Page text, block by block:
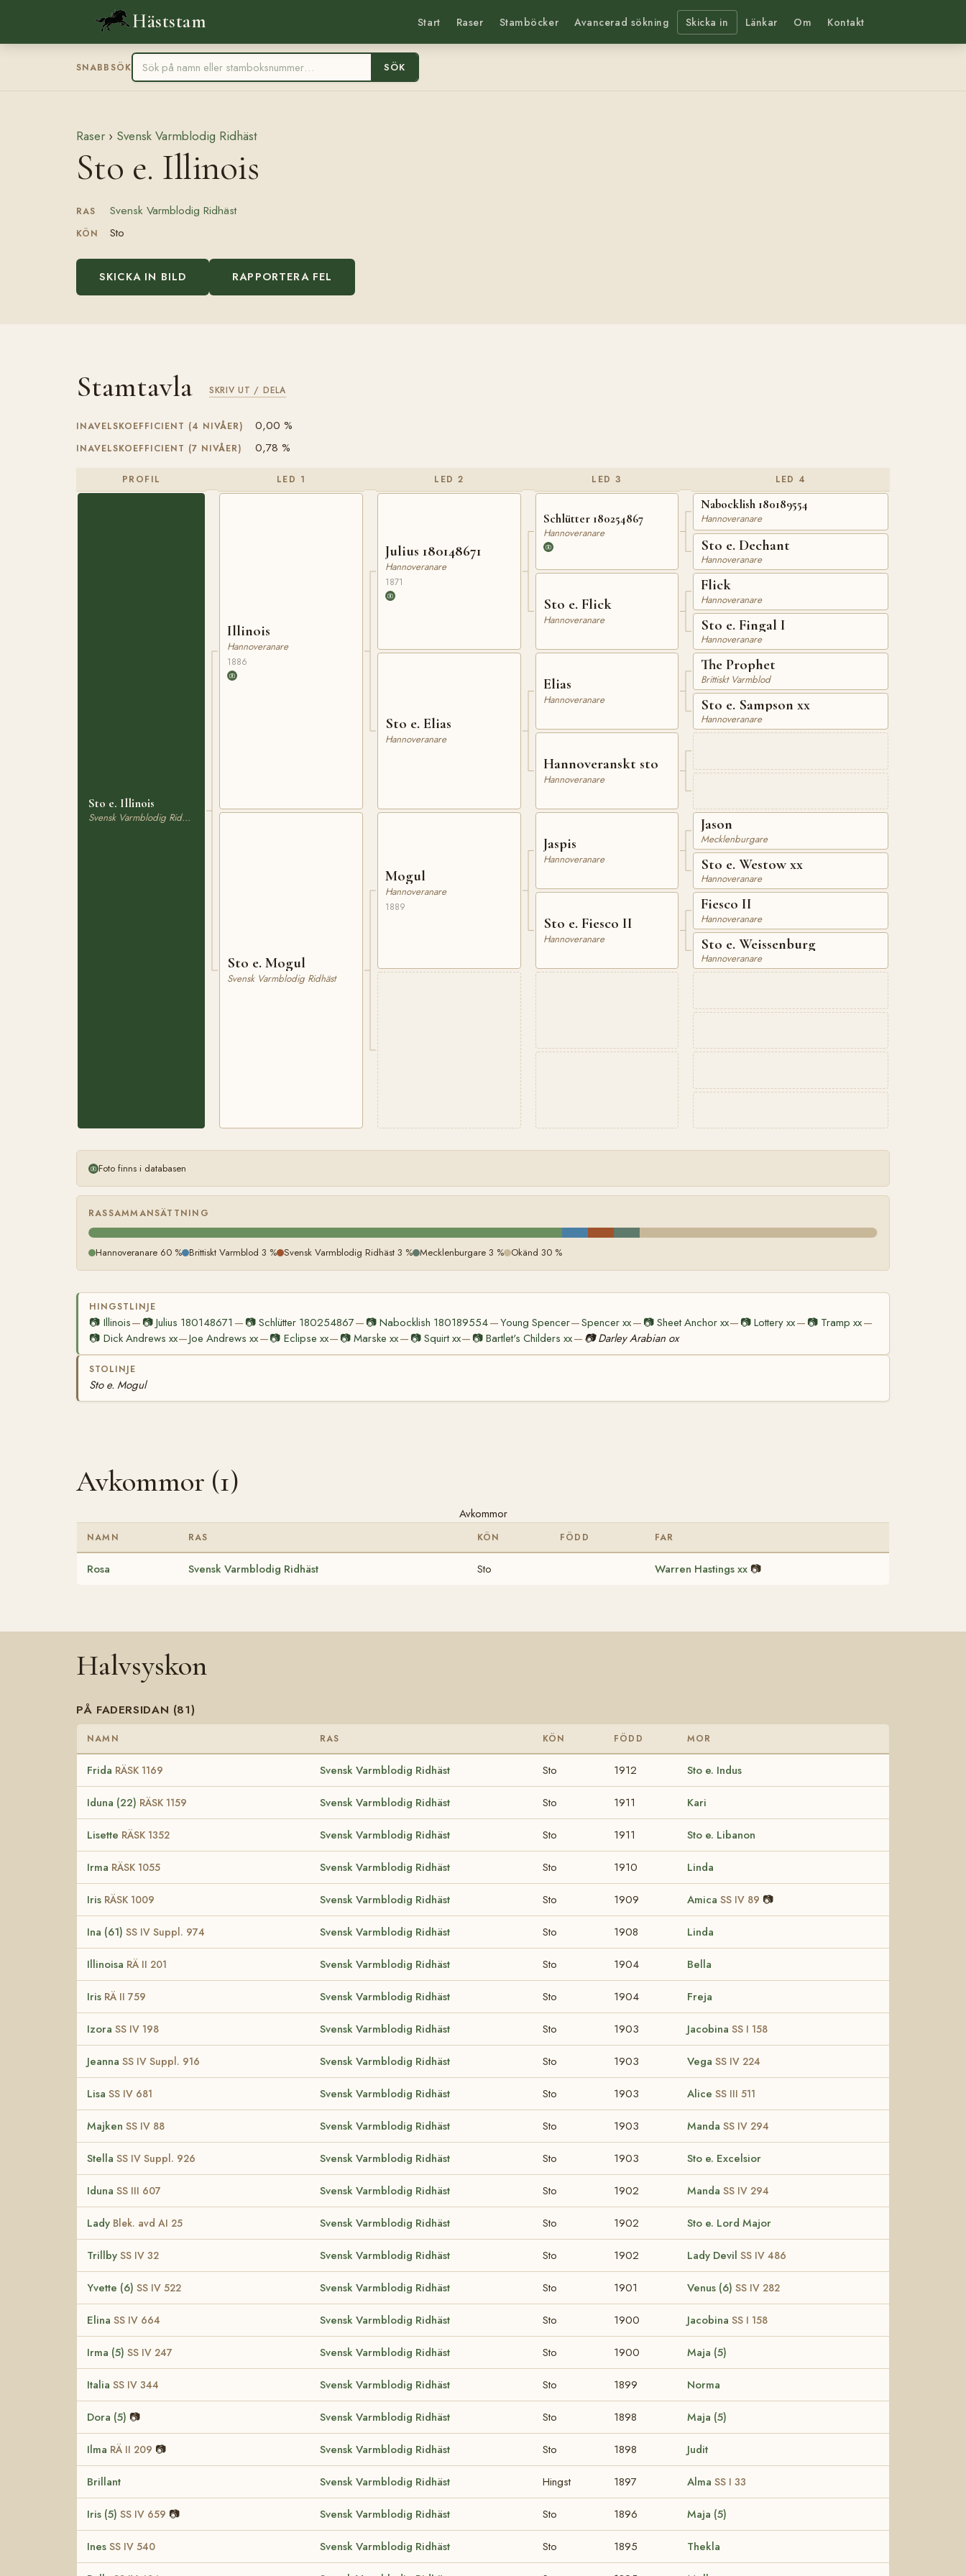
Häststam Start Raser Stamböcker Avancerad sökning Skicka in Länkar Om Kontakt
SNABBSÖK SÖK
Raser › Svensk Varmblodig Ridhäst
Sto e. Illinois
RAS Svensk Varmblodig Ridhäst
KÖN Sto
SKICKA IN BILD RAPPORTERA FEL
Stamtavla SKRIV UT / DELA
INAVELSKOEFFICIENT (4 NIVÅER) 0,00 %
INAVELSKOEFFICIENT (7 NIVÅER) 0,78 %
PROFIL
Sto e. Illinois
Svensk Varmblodig Ridhäst
LED 1
Illinois
Hannoveranare
1886
Sto e. Mogul
Svensk Varmblodig Ridhäst
LED 2
Julius 180148671
Hannoveranare
1871
Sto e. Elias
Hannoveranare
Mogul
Hannoveranare
1889
LED 3
Schlütter 180254867
Hannoveranare
Sto e. Flick
Hannoveranare
Elias
Hannoveranare
Hannoveranskt sto
Hannoveranare
Jaspis
Hannoveranare
Sto e. Fiesco II
Hannoveranare
LED 4
Nabocklish 180189554
Hannoveranare
Sto e. Dechant
Hannoveranare
Flick
Hannoveranare
Sto e. Fingal I
Hannoveranare
The Prophet
Brittiskt Varmblod
Sto e. Sampson xx
Hannoveranare
Jason
Mecklenburgare
Sto e. Westow xx
Hannoveranare
Fiesco II
Hannoveranare
Sto e. Weissenburg
Hannoveranare
Foto finns i databasen
RASSAMMANSÄTTNING
Hannoveranare 60 % Brittiskt Varmblod 3 % Svensk Varmblodig Ridhäst 3 % Mecklenburgare 3 % Okänd 30 %
HINGSTLINJE
📷 Illinois— 📷Julius 180148671 — 📷 Schlütter 180254867— 📷 Nabocklish 180189554—Young Spencer—Spencer xx— 📷 Sheet Anchor xx— 📷 Lottery xx— 📷 Tramp xx—
📷 Dick Andrews xx—Joe Andrews xx—📷 Eclipse xx— 📷Marske xx— 📷 Squirt xx— 📷 Bartlet's Childers xx— 📷 Darley Arabian ox
STOLINJE
Sto e. Mogul
Avkommor (1)
Avkommor
NAMN RAS KÖN FÖDD FAR
Rosa Svensk Varmblodig Ridhäst Sto Warren Hastings xx 📷
Halvsyskon
PÅ FADERSIDAN (81)
NAMN RAS KÖN FÖDD MOR
Frida RÄSK 1169 Svensk Varmblodig Ridhäst Sto 1912 Sto e. Indus
Iduna (22) RÄSK 1159 Svensk Varmblodig Ridhäst Sto 1911 Kari
Lisette RÄSK 1352 Svensk Varmblodig Ridhäst Sto 1911 Sto e. Libanon
Irma RÄSK 1055 Svensk Varmblodig Ridhäst Sto 1910 Linda
Iris RÄSK 1009 Svensk Varmblodig Ridhäst Sto 1909 Amica SS IV 89 📷
Ina (61) SS IV Suppl. 974 Svensk Varmblodig Ridhäst Sto 1908 Linda
Illinoisa RÄ II 201 Svensk Varmblodig Ridhäst Sto 1904 Bella
Iris RÄ II 759 Svensk Varmblodig Ridhäst Sto 1904 Freja
Izora SS IV 198 Svensk Varmblodig Ridhäst Sto 1903 Jacobina SS I 158
Jeanna SS IV Suppl. 916 Svensk Varmblodig Ridhäst Sto 1903 Vega SS IV 224
Lisa SS IV 681 Svensk Varmblodig Ridhäst Sto 1903 Alice SS III 511
Majken SS IV 88 Svensk Varmblodig Ridhäst Sto 1903 Manda SS IV 294
Stella SS IV Suppl. 926 Svensk Varmblodig Ridhäst Sto 1903 Sto e. Excelsior
Iduna SS III 607 Svensk Varmblodig Ridhäst Sto 1902 Manda SS IV 294
Lady Blek. avd AI 25 Svensk Varmblodig Ridhäst Sto 1902 Sto e. Lord Major
Trillby SS IV 32 Svensk Varmblodig Ridhäst Sto 1902 Lady Devil SS IV 486
Yvette (6) SS IV 522 Svensk Varmblodig Ridhäst Sto 1901 Venus (6) SS IV 282
Elina SS IV 664 Svensk Varmblodig Ridhäst Sto 1900 Jacobina SS I 158
Irma (5) SS IV 247 Svensk Varmblodig Ridhäst Sto 1900 Maja (5)
Italia SS IV 344 Svensk Varmblodig Ridhäst Sto 1899 Norma
Dora (5) 📷 Svensk Varmblodig Ridhäst Sto 1898 Maja (5)
Ilma RÄ II 209 📷 Svensk Varmblodig Ridhäst Sto 1898 Judit
Brillant Svensk Varmblodig Ridhäst Hingst 1897 Alma SS I 33
Iris (5) SS IV 659 📷 Svensk Varmblodig Ridhäst Sto 1896 Maja (5)
Ines SS IV 540 Svensk Varmblodig Ridhäst Sto 1895 Thekla